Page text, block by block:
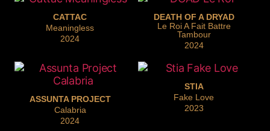
CATTAC
Meaningless
2024
DEATH OF A DRYAD
Le Roi A Fait Battre
Tambour
2024
ASSUNTA PROJECT
Calabria
2024
STIA
Fake Love
2023